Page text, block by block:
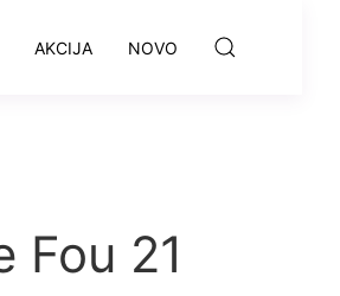
AKCIJA NOVO
Fou 21